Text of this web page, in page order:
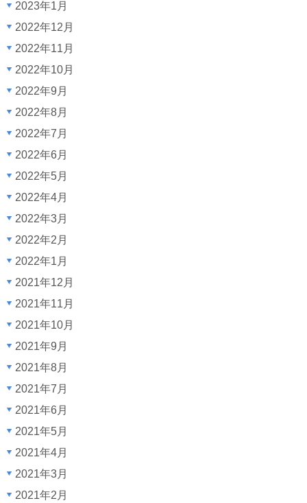
2023年1月
2022年12月
2022年11月
2022年10月
2022年9月
2022年8月
2022年7月
2022年6月
2022年5月
2022年4月
2022年3月
2022年2月
2022年1月
2021年12月
2021年11月
2021年10月
2021年9月
2021年8月
2021年7月
2021年6月
2021年5月
2021年4月
2021年3月
2021年2月